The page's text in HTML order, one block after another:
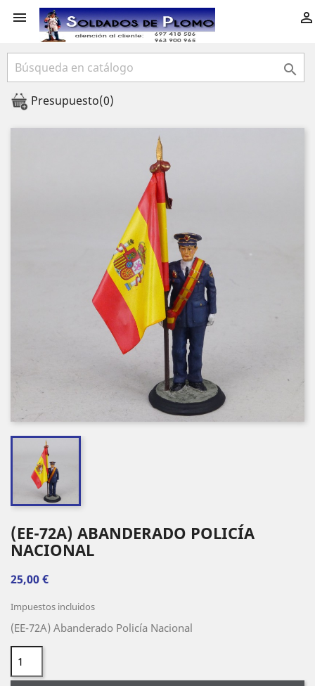
 

Presupuesto(0)
(EE-72A) ABANDERADO POLICÍA
NACIONAL
25,00 €
Impuestos incluidos
(EE-72A) Abanderado Policía Nacional